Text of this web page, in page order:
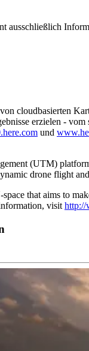
ausschließlich
cloudbasierten
erzielen -
und
(UTM)
drone flight
that aims to
visit http://